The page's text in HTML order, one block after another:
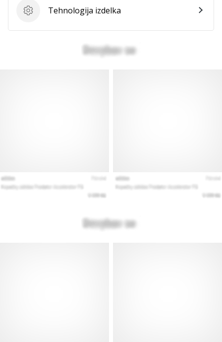
Tehnologija izdelka
Tehnologija izdelka